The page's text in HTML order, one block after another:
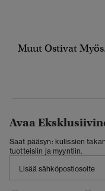
Muut Ostivat
Avaa
Saat pääsyn: kulissien
tuotteisiin ja myyntiin.